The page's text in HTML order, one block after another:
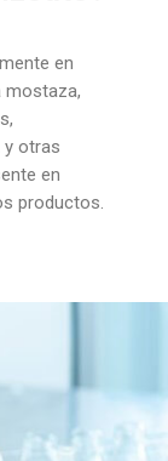
en
mostaza,
y otras
en
productos.